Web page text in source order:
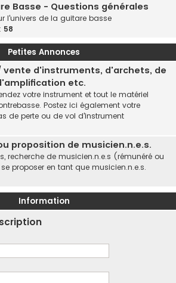
Basse - Questions générales
l'univers de la guitare basse
58
Petites Annonces
vente d'instruments, d'archets, de
etc.
votre instrument et tout le matériel
Postez ici également votre
de perte ou de vol d'instrument
proposition de musicien.n.e.s.
recherche de musicien.n.e.s (rémunéré ou
proposer en tant que musicien.n.e.s.
Information